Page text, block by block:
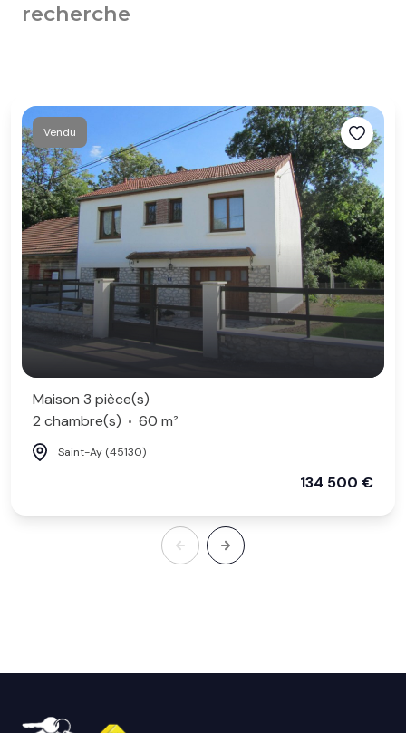
recherche
Vendu
Maison 3 pièce(s)
2 chambre(s)
60 m²
Saint-Ay (45130)
134 500 €